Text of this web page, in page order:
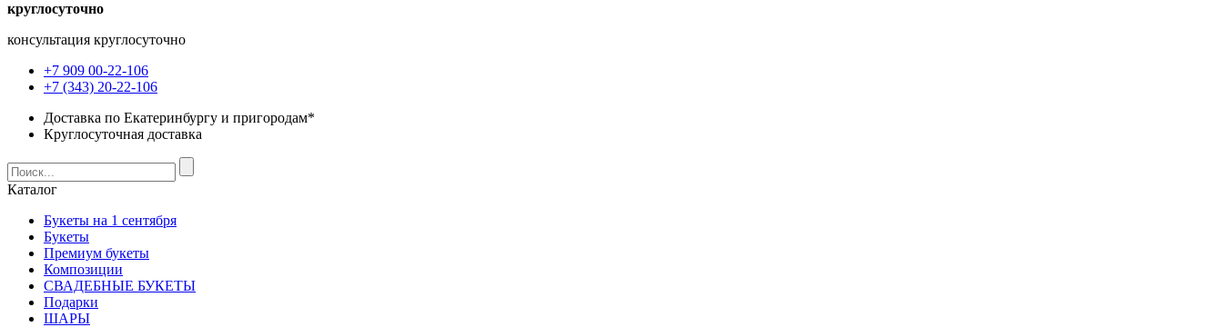
круглосуточно
консультация круглосуточно
+7 909 00-22-106
+7 (343) 20-22-106
Доставка по Екатеринбургу и пригородам*
Круглосуточная доставка
Каталог
Букеты на 1 сентября
Букеты
Премиум букеты
Композиции
СВАДЕБНЫЕ БУКЕТЫ
Подарки
ШАРЫ